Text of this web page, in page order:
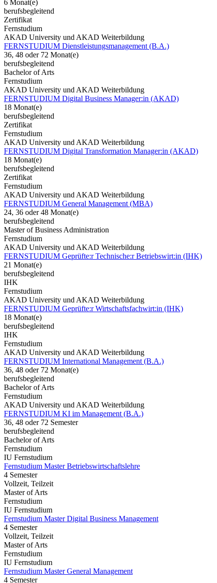
6 Monat(e)
berufsbegleitend
Zertifikat
Fernstudium
AKAD University und AKAD Weiterbildung
FERNSTUDIUM Dienstleistungsmanagement (B.A.)
36, 48 oder 72 Monat(e)
berufsbegleitend
Bachelor of Arts
Fernstudium
AKAD University und AKAD Weiterbildung
FERNSTUDIUM Digital Business Manager:in (AKAD)
18 Monat(e)
berufsbegleitend
Zertifikat
Fernstudium
AKAD University und AKAD Weiterbildung
FERNSTUDIUM Digital Transformation Manager:in (AKAD)
18 Monat(e)
berufsbegleitend
Zertifikat
Fernstudium
AKAD University und AKAD Weiterbildung
FERNSTUDIUM General Management (MBA)
24, 36 oder 48 Monat(e)
berufsbegleitend
Master of Business Administration
Fernstudium
AKAD University und AKAD Weiterbildung
FERNSTUDIUM Geprüfte:r Technische:r Betriebswirt:in (IHK)
21 Monat(e)
berufsbegleitend
IHK
Fernstudium
AKAD University und AKAD Weiterbildung
FERNSTUDIUM Geprüfte:r Wirtschaftsfachwirt:in (IHK)
18 Monat(e)
berufsbegleitend
IHK
Fernstudium
AKAD University und AKAD Weiterbildung
FERNSTUDIUM International Management (B.A.)
36, 48 oder 72 Monat(e)
berufsbegleitend
Bachelor of Arts
Fernstudium
AKAD University und AKAD Weiterbildung
FERNSTUDIUM KI im Management (B.A.)
36, 48 oder 72 Semester
berufsbegleitend
Bachelor of Arts
Fernstudium
IU Fernstudium
Fernstudium Master Betriebswirtschaftslehre
4 Semester
Vollzeit, Teilzeit
Master of Arts
Fernstudium
IU Fernstudium
Fernstudium Master Digital Business Management
4 Semester
Vollzeit, Teilzeit
Master of Arts
Fernstudium
IU Fernstudium
Fernstudium Master General Management
4 Semester